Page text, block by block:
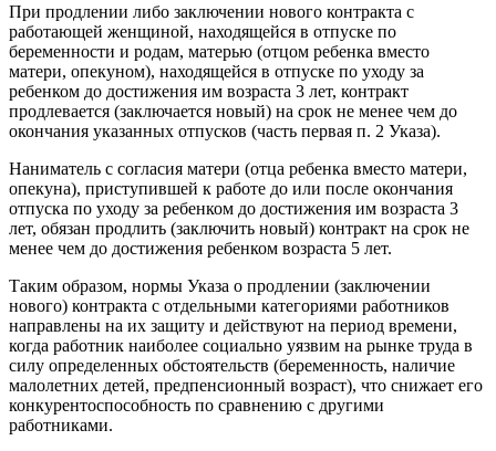
При продлении либо заключении нового контракта с
работающей женщиной, находящейся в отпуске по
беременности и родам, матерью (отцом ребенка вместо
матери, опекуном), находящейся в отпуске по уходу за
ребенком до достижения им возраста 3 лет, контракт
продлевается (заключается новый) на срок не менее чем до
окончания указанных отпусков (часть первая п. 2 Указа).
Наниматель с согласия матери (отца ребенка вместо матери,
опекуна), приступившей к работе до или после окончания
отпуска по уходу за ребенком до достижения им возраста 3
лет, обязан продлить (заключить новый) контракт на срок не
менее чем до достижения ребенком возраста 5 лет.
Таким образом, нормы Указа о продлении (заключении
нового) контракта с отдельными категориями работников
направлены на их защиту и действуют на период времени,
когда работник наиболее социально уязвим на рынке труда в
силу определенных обстоятельств (беременность, наличие
малолетних детей, предпенсионный возраст), что снижает его
конкурентоспособность по сравнению с другими
работниками.